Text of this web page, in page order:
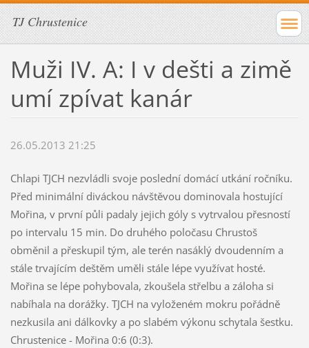
TJ Chrustenice
Muži IV. A: I v dešti a zimě
umí zpívat kanár
26.05.2013 21:25
Chlapi TJCH nezvládli svoje poslední domácí utkání ročníku.
Před minimální diváckou návštěvou dominovala hostující
Mořina, v první půli padaly jejich góly s vytrvalou přesností
po intervalu 15 min. Do druhého poločasu Chrustoš
obměnil a přeskupil tým, ale terén nasáklý dvoudenním a
stále trvajícím deštěm uměli stále lépe využívat hosté.
Mořina se lépe pohybovala, zkoušela střelbu a záloha si
nabíhala na dorážky. TJCH na vyloženém mokru pořádně
nezkusila ani dálkovky a po slabém výkonu schytala šestku.
Chrustenice - Mořina 0:6 (0:3).